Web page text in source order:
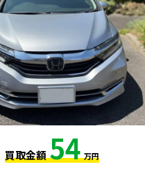
買取金額54 万円